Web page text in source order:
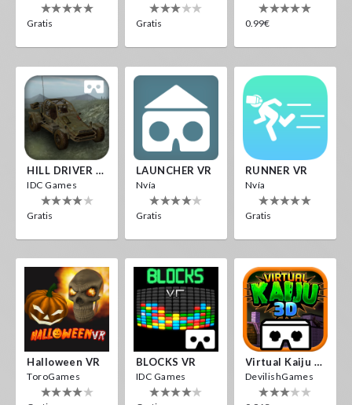
Gratis Gratis 0.99€
HILL DRIVER VR
IDC Games
Gratis
LAUNCHER VR
Nvía
Gratis
RUNNER VR
Nvía
Gratis
Halloween VR
ToroGames
BLOCKS VR
IDC Games
Virtual Kaiju 3D
DevilishGames